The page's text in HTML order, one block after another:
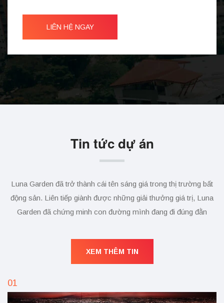
LIÊN HỆ NGAY
Tin tức dự án
Luna Garden đã trở thành cái tên sáng giá trong thị trường bất
động sản. Liên tiếp giành được những giải thưởng giá trị, Luna
Garden đã chứng minh con đường mình đang đi đúng đằn
XEM THÊM TIN
01